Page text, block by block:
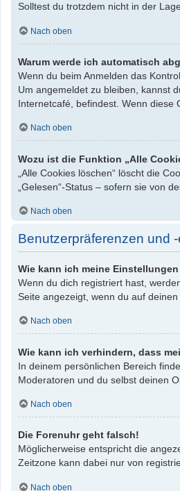
Solltest du trotzdem nicht in der
Nach oben
Warum werde ich automatisch
Wenn du beim Anmelden das
Um angemeldet zu bleiben, kannst
Internetcafé, befindest. Wenn diese
Nach oben
Wozu ist die Funktion „Alle
„Alle Cookies löschen“ löscht die
„Gelesen“-Status – sofern sie von
Nach oben
Benutzerpräferenzen und
Wie kann ich meine
Wenn du dich registriert hast,
Seite angezeigt, wenn du auf
Nach oben
Wie kann ich verhindern, dass
In deinem persönlichen Bereich
Moderatoren und du selbst deinen
Nach oben
Die Forenuhr geht falsch!
Möglicherweise entspricht die
Zeitzone kann dabei nur von
Nach oben